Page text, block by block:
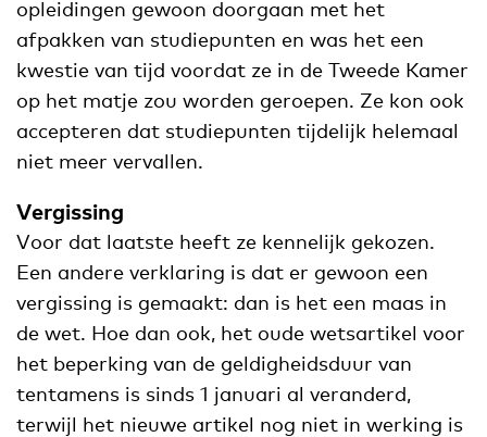
opleidingen gewoon doorgaan met het
afpakken van studiepunten en was het een
kwestie van tijd voordat ze in de Tweede Kamer
op het matje zou worden geroepen. Ze kon ook
accepteren dat studiepunten tijdelijk helemaal
niet meer vervallen.
Vergissing
Voor dat laatste heeft ze kennelijk gekozen.
Een andere verklaring is dat er gewoon een
vergissing is gemaakt: dan is het een maas in
de wet. Hoe dan ook, het oude wetsartikel voor
het beperking van de geldigheidsduur van
tentamens is sinds 1 januari al veranderd,
terwijl het nieuwe artikel nog niet in werking is